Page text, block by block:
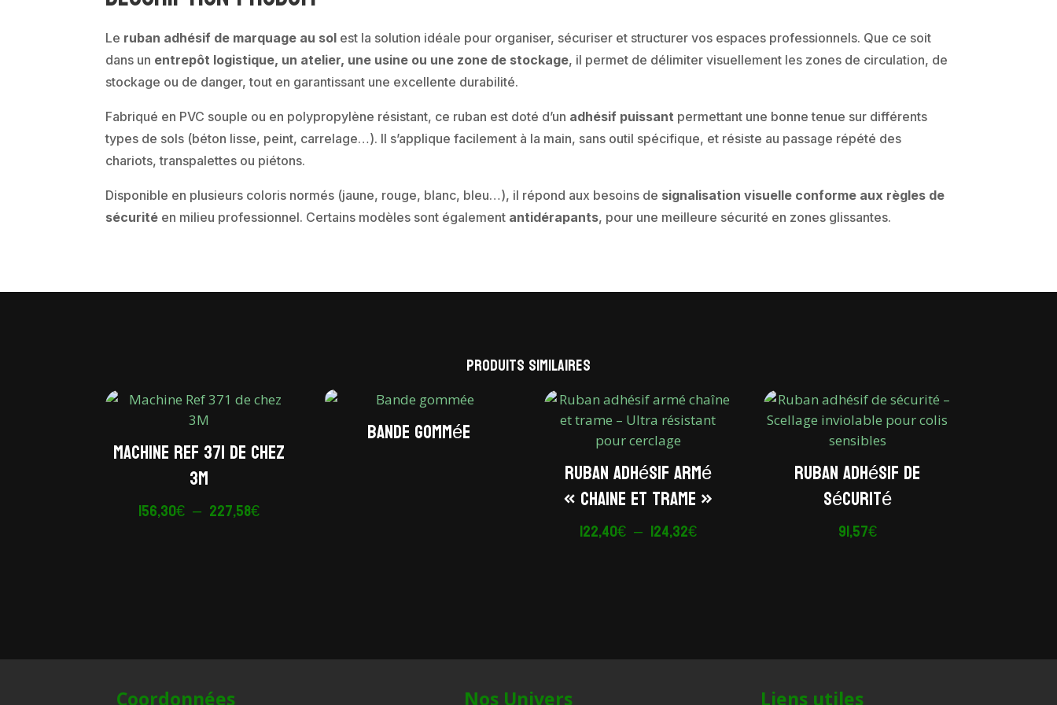
Le ruban adhésif de marquage au sol est la solution idéale pour organiser, sécuriser et structurer vos espaces professionnels. Que ce soit
dans un entrepôt logistique, un atelier, une usine ou une zone de stockage, il permet de délimiter visuellement les zones de circulation, de
stockage ou de danger, tout en garantissant une excellente durabilité.
Fabriqué en PVC souple ou en polypropylène résistant, ce ruban est doté d’un adhésif puissant permettant une bonne tenue sur différents
types de sols (béton lisse, peint, carrelage…). Il s’applique facilement à la main, sans outil spécifique, et résiste au passage répété des
chariots, transpalettes ou piétons.
Disponible en plusieurs coloris normés (jaune, rouge, blanc, bleu…), il répond aux besoins de signalisation visuelle conforme aux règles de
sécurité en milieu professionnel. Certains modèles sont également antidérapants, pour une meilleure sécurité en zones glissantes.
Produits similaires
Machine Ref 371 de chez
3M
156,30€ – 227,58€Plage
Bande gommée
Ruban adhésif armé
« chaine et trame »
122,40€ – 124,32€Plage
Ruban adhésif de
sécurité
91,57€
Coordonnées Nos Univers Liens utiles